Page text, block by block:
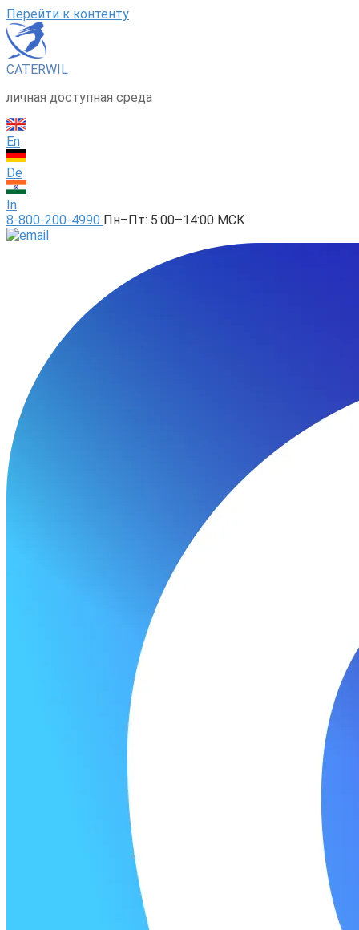
Перейти к контенту
CATERWIL
личная доступная среда
En
De
In
8-800-200-4990 Пн–Пт: 5:00–14:00 МСК